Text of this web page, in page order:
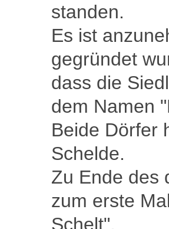
standen.
Es ist
gegründet
dass die
dem Namen
Beide Dörfer
Schelde.
Zu Ende des
zum erste
Schelt",